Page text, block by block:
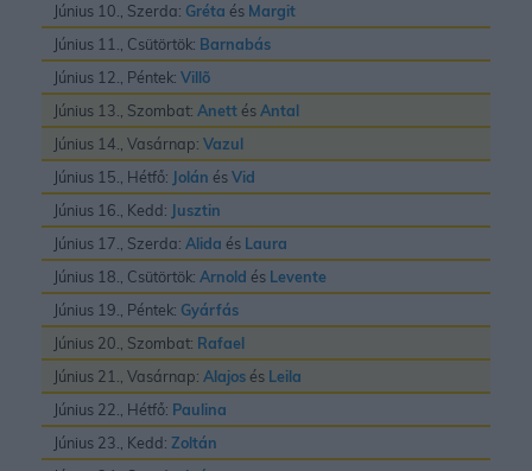
Június 10., Szerda: Gréta és Margit
Június 11., Csütörtök: Barnabás
Június 12., Péntek: Villõ
Június 13., Szombat: Anett ésAntal
Június 14., Vasárnap: Vazul
Június 15., Hétfő: Jolán ésVid
Június 16., Kedd: Jusztin
Június 17., Szerda: Alida és Laura
Június 18., Csütörtök: Arnold és Levente
Június 19., Péntek: Gyárfás
Június 20., Szombat: Rafael
Június 21., Vasárnap: Alajos és Leila
Június 22., Hétfő: Paulina
Június 23., Kedd: Zoltán